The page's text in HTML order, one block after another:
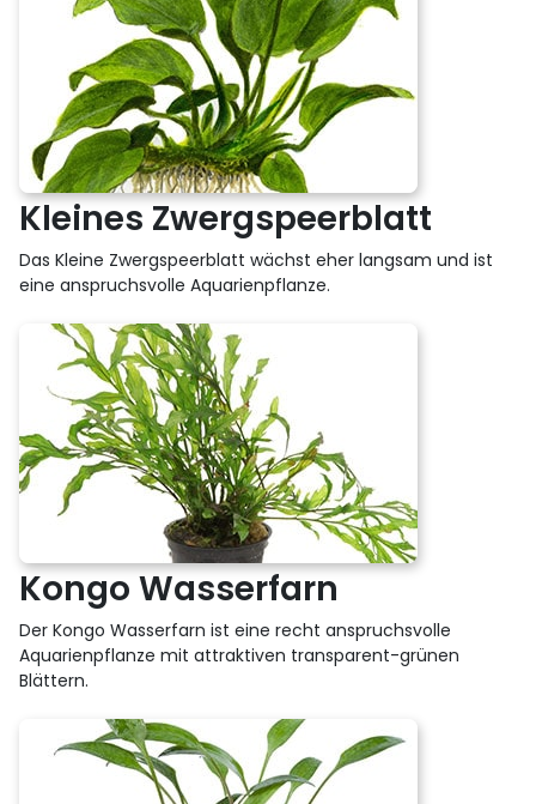
Kleines Zwergspeerblatt
Das Kleine Zwergspeerblatt wächst eher langsam und ist
eine anspruchsvolle Aquarienpflanze.
Kongo Wasserfarn
Der Kongo Wasserfarn ist eine recht anspruchsvolle
Aquarienpflanze mit attraktiven transparent-grünen
Blättern.